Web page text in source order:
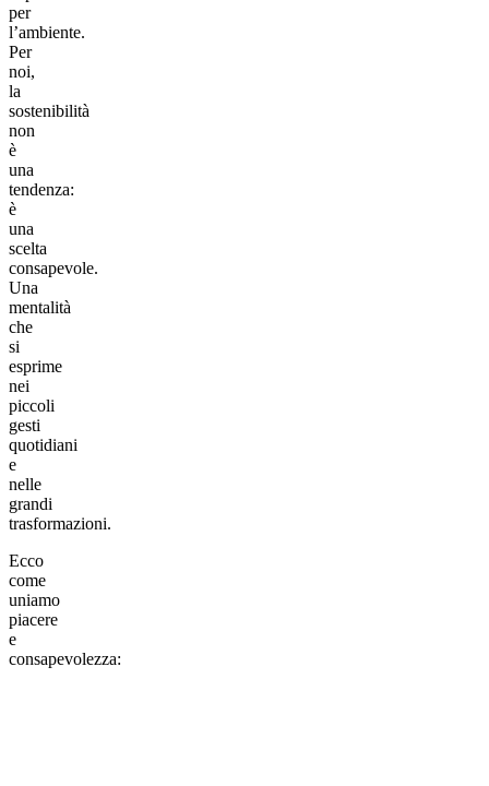
per
l’ambiente.
Per
noi,
la
sostenibilità
non
è
una
tendenza:
è
una
scelta
consapevole.
Una
mentalità
che
si
esprime
nei
piccoli
gesti
quotidiani
e
nelle
grandi
trasformazioni.
Ecco
come
uniamo
piacere
e
consapevolezza: